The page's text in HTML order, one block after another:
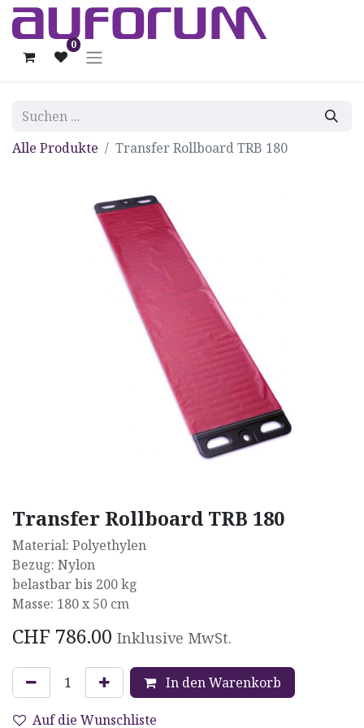
0
Alle Produkte Transfer Rollboard TRB 180
Transfer Rollboard TRB 180
Material: Polyethylen
Bezug: Nylon
belastbar bis 200 kg
Masse: 180 x 50 cm
CHF 786.00 Inklusive MwSt.
In den Warenkorb
Auf die Wunschliste